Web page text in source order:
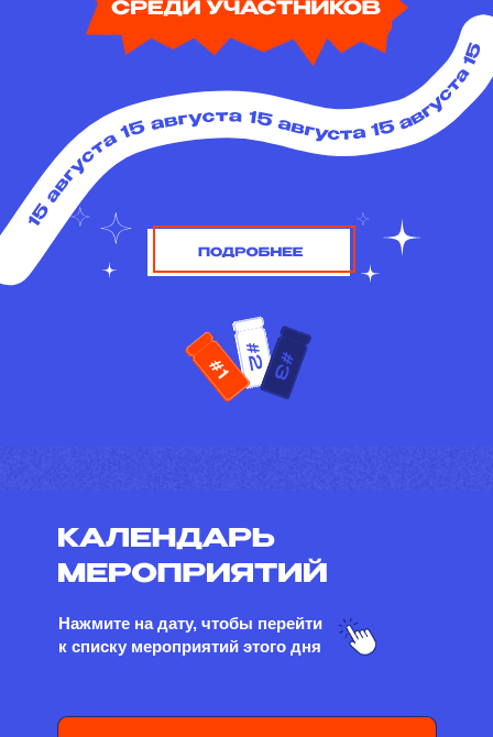
Нажмите на дату, чтобы перейти
к списку мероприятий этого дня